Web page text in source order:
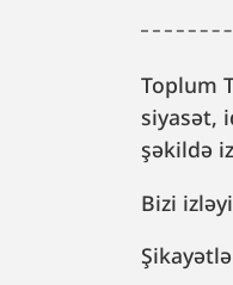
Toplum
siyasət,
şəkildə
Bizi